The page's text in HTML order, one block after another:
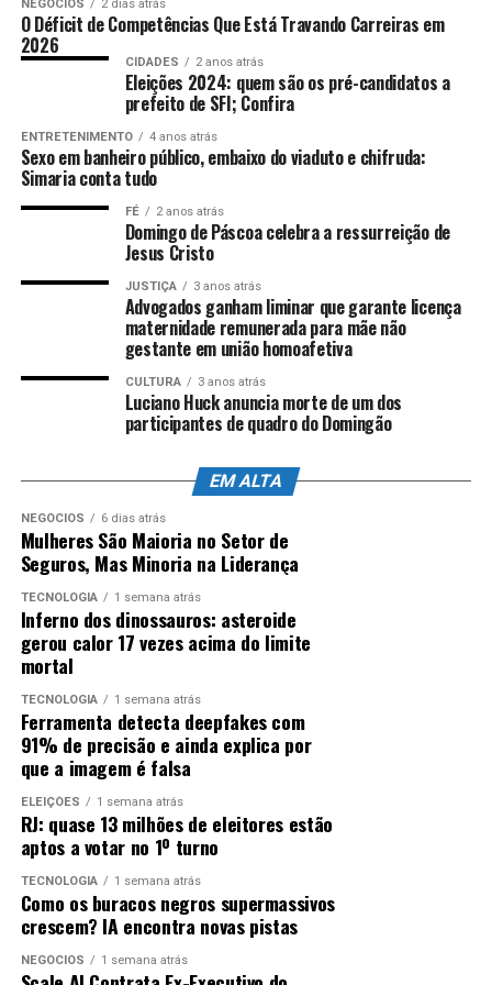
TÓPICOS RELACIONADOS:
JUSTIÇA ELEITORAL
POLITICA
RIO DE JANEIRO
SILVA JARDIM TRE-RJ VEREADORES
ATÉ A PRÓXIMA
Ex-deputado Roberto Jefferson está preso em Benfica
NÃO PERCA
Mário Frias se enfurece após Lula defender direitos
trabalhistas para profissionais de aplicativos
do estado.
Fonte:Comunicação ALESPor Redação web Ales,
com informações da assessoria de imprensa e
Nicolle Expósito Foto:Lucas S.
Costa/Arquivo Ales
ANÚNCIO
NEGÓCIOS 2 dias atrás
O Déficit de Competências Que Está Travando Carreiras em
2026
CIDADES 2 anos atrás
Eleições 2024: quem são os pré-candidatos a
prefeito de SFI; Confira
ENTRETENIMENTO 4 anos atrás
Sexo em banheiro público, embaixo do viaduto e chifruda:
Simaria conta tudo
FÉ 2 anos atrás
Domingo de Páscoa celebra a ressurreição de
Jesus Cristo
JUSTIÇA 3 anos atrás
Advogados ganham liminar que garante licença
maternidade remunerada para mãe não
gestante em união homoafetiva
CULTURA 3 anos atrás
Luciano Huck anuncia morte de um dos
participantes de quadro do Domingão
EM ALTA
NEGÓCIOS 6 dias atrás
Mulheres São Maioria no Setor de
Seguros, Mas Minoria na Liderança
TECNOLOGIA 1 semana atrás
Inferno dos dinossauros: asteroide
gerou calor 17 vezes acima do limite
mortal
TECNOLOGIA 1 semana atrás
Ferramenta detecta deepfakes com
91% de precisão e ainda explica por
que a imagem é falsa
ELEIÇÕES 1 semana atrás
RJ: quase 13 milhões de eleitores estão
aptos a votar no 1º turno
TECNOLOGIA 1 semana atrás
Como os buracos negros supermassivos
crescem? IA encontra novas pistas
NEGÓCIOS 1 semana atrás